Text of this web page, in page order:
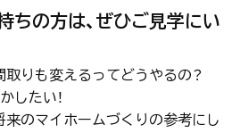
ちの方は、ぜひご見学にい
りも変えるってどうやるの？
したい！
のマイホームづくりの参考にし